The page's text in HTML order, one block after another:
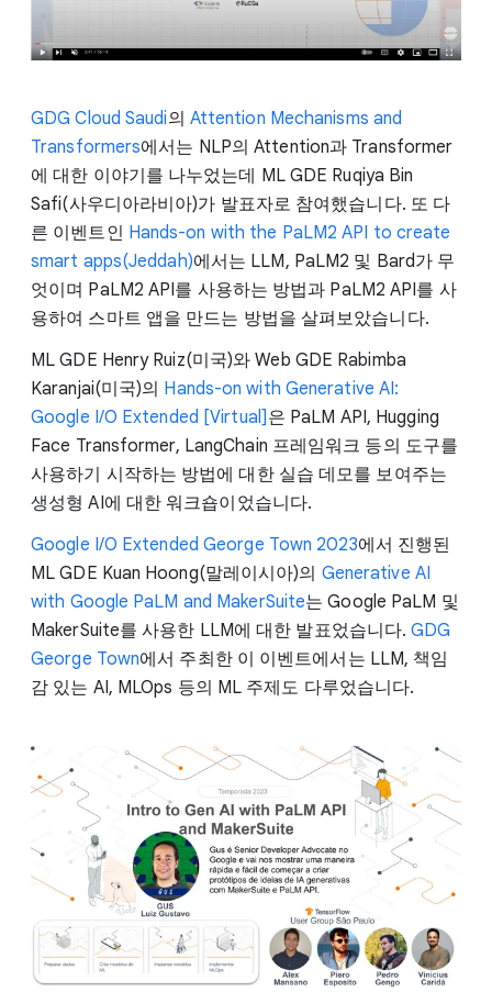
GDG Cloud Saudi의 Attention Mechanisms and
Transformers에서는 NLP의 Attention과 Transformer
에 대한 이야기를 나누었는데 ML GDE Ruqiya Bin
Safi(사우디아라비아)가 발표자로 참여했습니다. 또 다
른 이벤트인 Hands-on with the PaLM2 API to create
smart apps(Jeddah)에서는 LLM, PaLM2 및 Bard가 무
엇이며 PaLM2 API를 사용하는 방법과 PaLM2 API를 사
용하여 스마트 앱을 만드는 방법을 살펴보았습니다.
ML GDE Henry Ruiz(미국)와 Web GDE Rabimba
Karanjai(미국)의 Hands-on with Generative AI:
Google I/O Extended [Virtual] 은 PaLM API, Hugging
Face Transformer, LangChain 프레임워크 등의 도구를
사용하기 시작하는 방법에 대한 실습 데모를 보여주는
생성형 AI에 대한 워크숍이었습니다.
Google I/O Extended George Town 2023에서 진행된
ML GDE Kuan Hoong(말레이시아)의 Generative AI
with Google PaLM and MakerSuite는 Google PaLM 및
MakerSuite를 사용한 LLM에 대한 발표었습니다.GDG
George Town에서 주최한 이 이벤트에서는 LLM, 책임
감 있는 AI, MLOps 등의 ML 주제도 다루었습니다.